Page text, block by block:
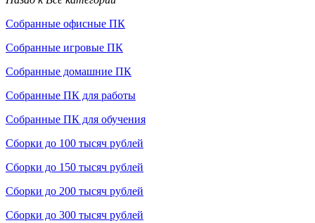
Собранные офисные ПК
Собранные игровые ПК
Собранные домашние ПК
Собранные ПК для работы
Собранные ПК для обучения
Сборки до 100 тысяч рублей
Сборки до 150 тысяч рублей
Сборки до 200 тысяч рублей
Сборки до 300 тысяч рублей